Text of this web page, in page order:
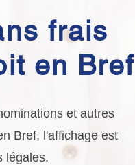
frais
en Bref
et autres
Bref, l'affichage est
légales.